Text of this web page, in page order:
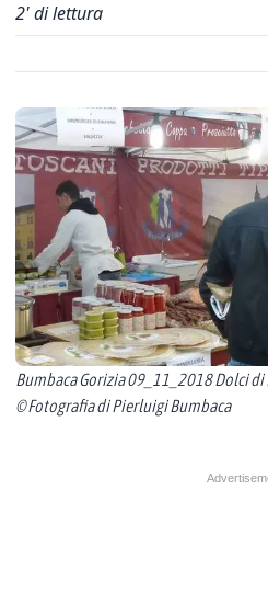
2' di lettura
Bumbaca Gorizia 09_11_2018 Dolci
© Fotografia di Pierluigi Bumbaca